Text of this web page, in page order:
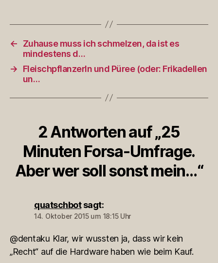
←
Zuhause muss ich schmelzen, da ist es
mindestens d…
→
Fleischpflanzerln und Püree (oder: Frikadellen
un…
2 Antworten auf „25
Minuten Forsa-Umfrage.
Aber wer soll sonst mein…“
quatschbot sagt:
14. Oktober 2015 um 18:15 Uhr
@dentaku Klar, wir wussten ja, dass wir kein
„Recht“ auf die Hardware haben wie beim Kauf.